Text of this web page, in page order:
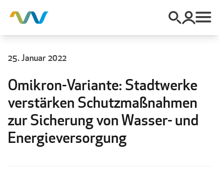
25. Januar 2022
Omikron-Variante: Stadtwerke
verstärken Schutzmaßnahmen
zur Sicherung von Wasser- und
Energieversorgung